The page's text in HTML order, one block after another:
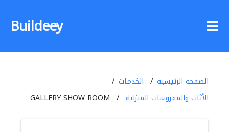
Buildeey
الصفحة الرئيسية
الخدمات
الأثاث والمفروشات المنزلية
GALLERY SHOW ROOM